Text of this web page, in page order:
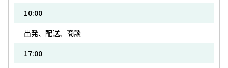
10:00
出発、配送、商談
17:00